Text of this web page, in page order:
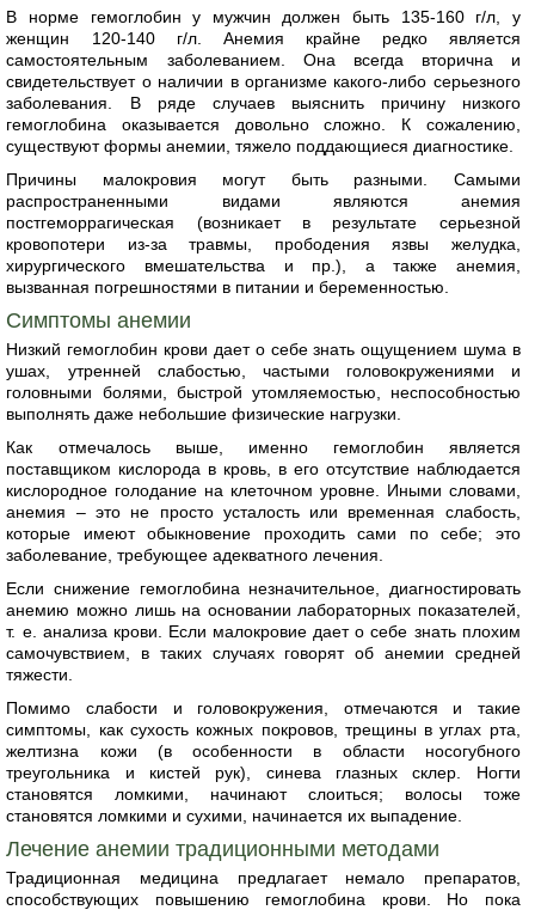
В норме гемоглобин у мужчин должен быть 135-160 г/л, у
женщин 120-140 г/л. Анемия крайне редко является
самостоятельным заболеванием. Она всегда вторична и
свидетельствует о наличии в организме какого-либо серьезного
заболевания. В ряде случаев выяснить причину низкого
гемоглобина оказывается довольно сложно. К сожалению,
существуют формы анемии, тяжело поддающиеся диагностике.
Причины малокровия могут быть разными. Самыми
распространенными видами являются анемия
постгеморрагическая (возникает в результате серьезной
кровопотери из-за травмы, прободения язвы желудка,
хирургического вмешательства и пр.), а также анемия,
вызванная погрешностями в питании и беременностью.
Симптомы анемии
Низкий гемоглобин крови дает о себе знать ощущением шума в
ушах, утренней слабостью, частыми головокружениями и
головными болями, быстрой утомляемостью, неспособностью
выполнять даже небольшие физические нагрузки.
Как отмечалось выше, именно гемоглобин является
поставщиком кислорода в кровь, в его отсутствие наблюдается
кислородное голодание на клеточном уровне. Иными словами,
анемия – это не просто усталость или временная слабость,
которые имеют обыкновение проходить сами по себе; это
заболевание, требующее адекватного лечения.
Если снижение гемоглобина незначительное, диагностировать
анемию можно лишь на основании лабораторных показателей,
т. е. анализа крови. Если малокровие дает о себе знать плохим
самочувствием, в таких случаях говорят об анемии средней
тяжести.
Помимо слабости и головокружения, отмечаются и такие
симптомы, как сухость кожных покровов, трещины в углах рта,
желтизна кожи (в особенности в области носогубного
треугольника и кистей рук), синева глазных склер. Ногти
становятся ломкими, начинают слоиться; волосы тоже
становятся ломкими и сухими, начинается их выпадение.
Лечение анемии традиционными методами
Традиционная медицина предлагает немало препаратов,
способствующих повышению гемоглобина крови. Но пока